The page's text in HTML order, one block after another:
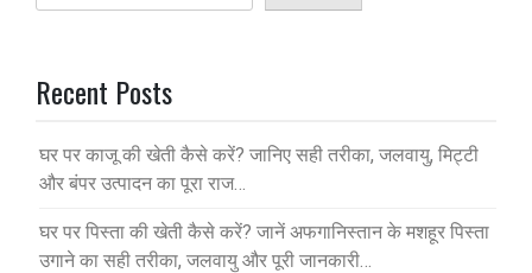
Recent Posts
घर पर काजू की खेती कैसे करें? जानिए सही तरीका, जलवायु, मिट्टी
और बंपर उत्पादन का पूरा राज…
घर पर पिस्ता की खेती कैसे करें? जानें अफगानिस्तान के मशहूर पिस्ता
उगाने का सही तरीका, जलवायु और पूरी जानकारी…